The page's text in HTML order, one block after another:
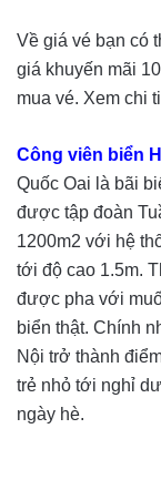
Về giá vé bạn có
giá khuyến mãi
mua vé. Xem chi
Công viên biển
Quốc Oai là bãi
được tập đoàn
1200m2 với hệ
tới độ cao 1.5m.
được pha với
biển thật. Chính
Nội trở thành
trẻ nhỏ tới nghỉ
ngày hè.